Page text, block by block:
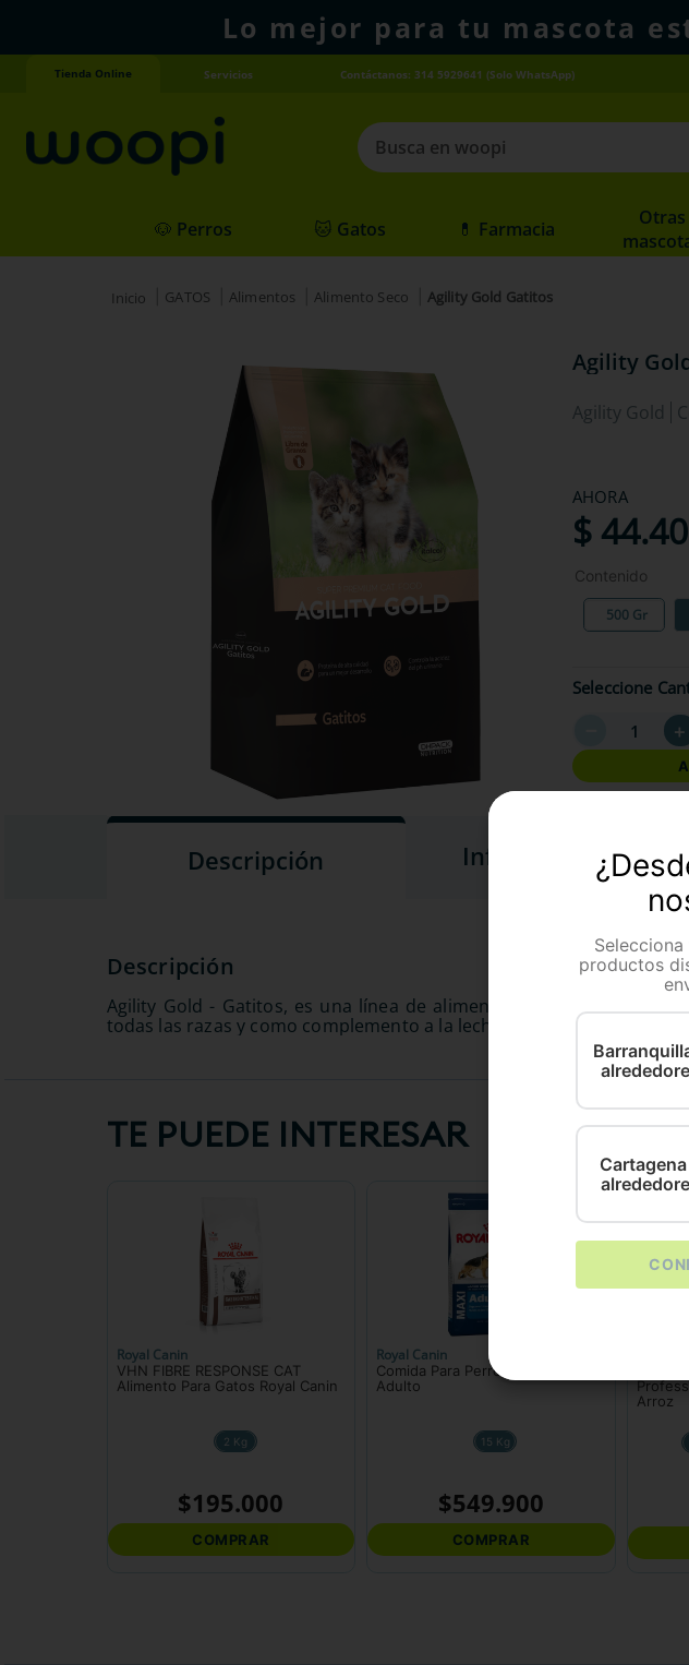
Lo mejor para tu mascota
Tienda Online Servicios Contáctanos: 314 5929641 (Solo WhatsApp)
Busca en woopi
1
agility gold
🐶 Perros 🐱 Gatos 💊 Farmacia
Otras
GATOS Alimentos Alimento Seco Agility Gold Gatitos
Agility
Agility Gold
AHORA
$ 44.
Contenido
500 Gr
Seleccione
＋
Descripción Información
Agility Gold - Gatitos, es una línea de alimentos súper premium,
todas las razas y como complemento a la leche materna, cumple
TE PUEDE INTERESAR
Royal Canin
VHN FIBRE RESPONSE CAT
Alimento Para Gatos Royal Canin
2 Kg
$195.000
COMPRAR
Royal Canin
Comida Para Perro Shn Maxi
Adulto
15 Kg
$549.900
COMPRAR
Arroz
productos